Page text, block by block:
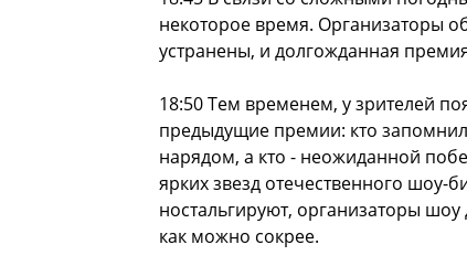
некоторое время. Организаторы
устранены, и долгожданная
18:50 Тем временем, у зрителей
предыдущие премии: кто
нарядом, а кто - неожиданной
ярких звезд отечественного шоу-
ностальгируют, организаторы
как можно сокрее.